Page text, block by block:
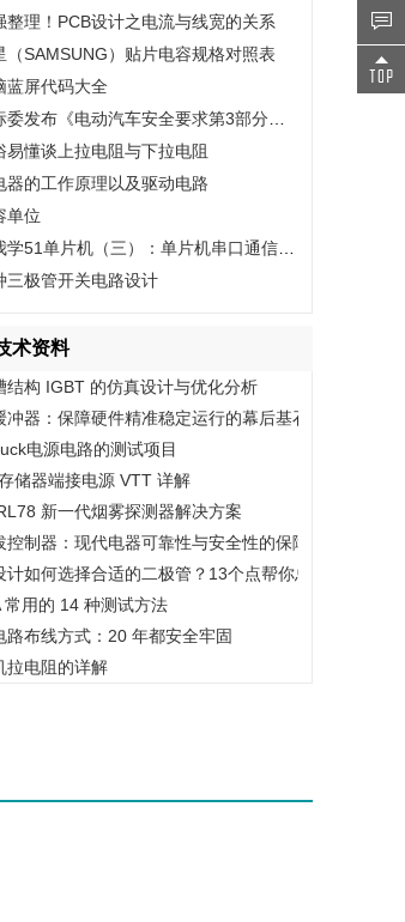
整理！PCB设计之电流与线宽的关系
（SAMSUNG）贴片电容规格对照表
蓝屏代码大全
易懂谈上拉电阻与下拉电阻
器的工作原理以及驱动电路
单位
三极管开关电路设计
术资料
结构 IGBT 的仿真设计与优化分析
冲器：保障硬件精准稳定运行的幕后基石
电源电路的测试项目
储器端接电源 VTT 详解
新一代烟雾探测器解决方案
控制器：现代电器可靠性与安全性的保障
计如何选择合适的二极管？13个点帮你总结，搞定二
常用的 14 种测试方法
路布线方式：20 年都安全牢固
拉电阻的详解